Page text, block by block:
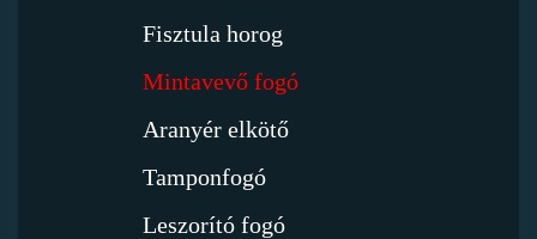
Fisztula horog
Mintavevő fogó
Aranyér elkötő
Tamponfogó
Leszorító fogó